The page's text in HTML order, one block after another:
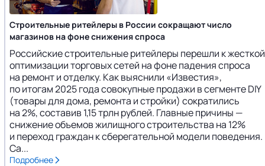
Строительные ритейлеры в России сокращают число
магазинов на фоне снижения спроса
Российские строительные ритейлеры перешли к жесткой
оптимизации торговых сетей на фоне падения спроса
на ремонт и отделку. Как выяснили «Известия»,
по итогам 2025 года совокупные продажи в сегменте DIY
(товары для дома, ремонта и стройки) сократились
на 2%, составив 1,15 трлн рублей. Главные причины —
снижение объемов жилищного строительства на 12%
и переход граждан к сберегательной модели поведения.
Са...
Подробнее